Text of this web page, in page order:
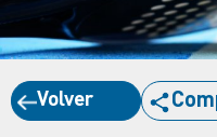
Volver